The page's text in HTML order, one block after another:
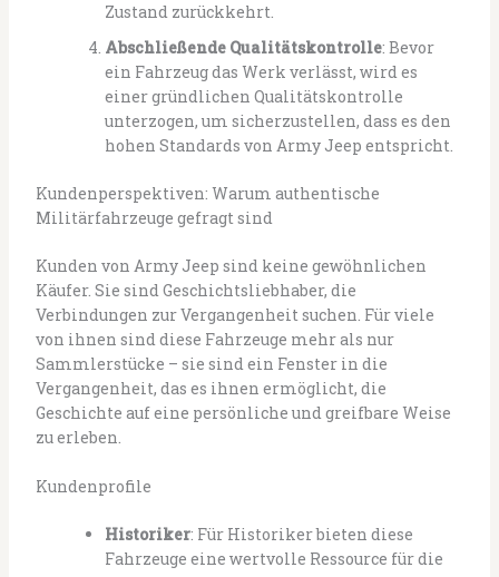
Zustand zurückkehrt.
Abschließende Qualitätskontrolle: Bevor
ein Fahrzeug das Werk verlässt, wird es
einer gründlichen Qualitätskontrolle
unterzogen, um sicherzustellen, dass es den
hohen Standards von Army Jeep entspricht.
Kundenperspektiven: Warum authentische
Militärfahrzeuge gefragt sind
Kunden von Army Jeep sind keine gewöhnlichen
Käufer. Sie sind Geschichtsliebhaber, die
Verbindungen zur Vergangenheit suchen. Für viele
von ihnen sind diese Fahrzeuge mehr als nur
Sammlerstücke – sie sind ein Fenster in die
Vergangenheit, das es ihnen ermöglicht, die
Geschichte auf eine persönliche und greifbare Weise
zu erleben.
Kundenprofile
Historiker: Für Historiker bieten diese
Fahrzeuge eine wertvolle Ressource für die